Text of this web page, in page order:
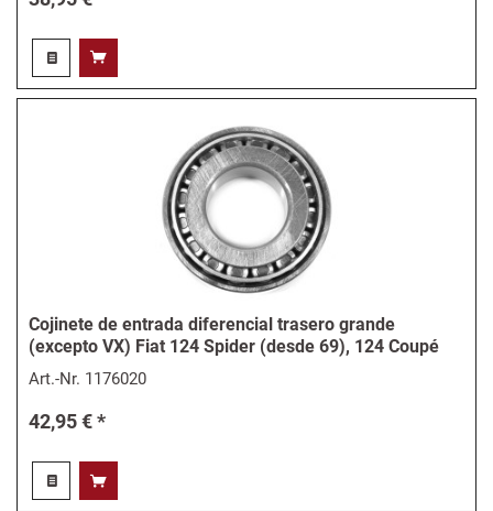
Cojinete de entrada diferencial trasero grande
(excepto VX) Fiat 124 Spider (desde 69), 124 Coupé
Art.-Nr. 1176020
42,95 € *